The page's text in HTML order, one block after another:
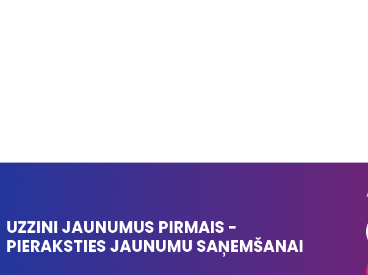
UZZINI JAUNUMUS PIRMAIS -
PIERAKSTIES JAUNUMU SAŅEMŠANAI